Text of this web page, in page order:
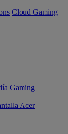
Cloud Gaming
Gaming
Acer